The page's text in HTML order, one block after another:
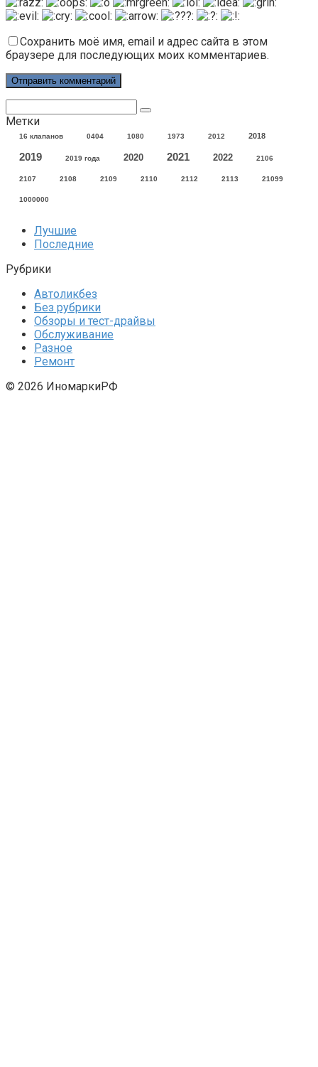
Сохранить моё имя, email и адрес сайта в этом
браузере для последующих моих комментариев.
Метки
16 клапанов 0404 1080 1973 2012 2018
2019 2019 года 2020 2021 2022 2106
2107 2108 2109 2110 2112 2113 21099
1000000
Лучшие
Последние
Рубрики
Автоликбез
Без рубрики
Обзоры и тест-драйвы
Обслуживание
Разное
Ремонт
© 2026 ИномаркиРФ